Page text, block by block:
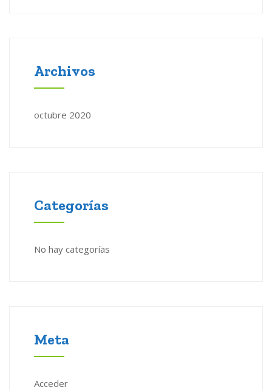
Archivos
octubre 2020
Categorías
No hay categorías
Meta
Acceder